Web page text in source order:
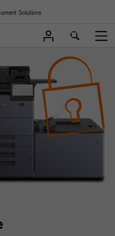
Solutions